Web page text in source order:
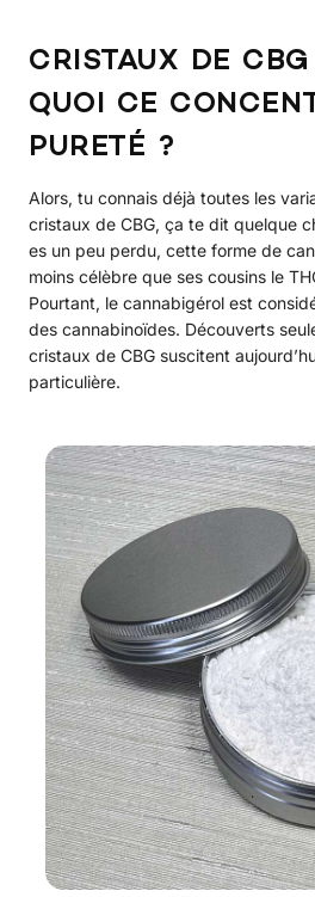
CRISTAUX DE
QUOI CE
PURETÉ ?
Alors, tu connais déjà toutes les
cristaux de CBG, ça te dit quelque
es un peu perdu, cette forme de
moins célèbre que ses cousins le
Pourtant, le cannabigérol est
des cannabinoïdes. Découverts
cristaux de CBG suscitent
particulière.